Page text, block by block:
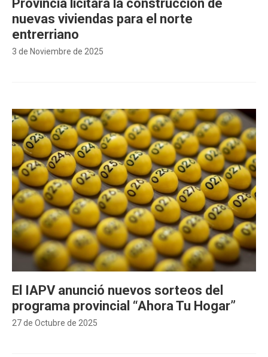
3 de Noviembre de 2025
Provincia licitará la construcción de
nuevas viviendas para el norte
entrerriano
27 de Octubre de 2025
El IAPV anunció nuevos sorteos del
programa provincial “Ahora Tu Hogar”